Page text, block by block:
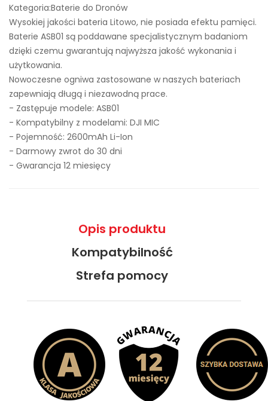
Kategoria:Baterie do Dronów
Wysokiej jakości bateria Litowo, nie posiada efektu pamięci.
Baterie ASB01 są poddawane specjalistycznym badaniom
dzięki czemu gwarantują najwyższa jakość wykonania i
użytkowania.
Nowoczesne ogniwa zastosowane w naszych bateriach
zapewniają długą i niezawodną prace.
- Zastępuje modele: ASB01
- Kompatybilny z modelami: DJI MIC
- Pojemność: 2600mAh Li-Ion
- Darmowy zwrot do 30 dni
- Gwarancja 12 miesięcy
Opis produktu
Kompatybilność
Strefa pomocy